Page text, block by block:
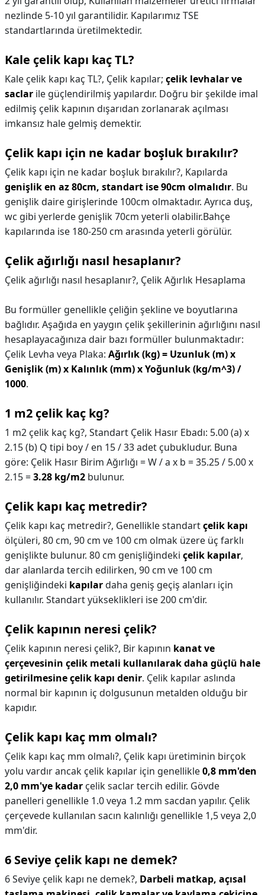
nezlinde 5-10 yıl garantilidir. Kapılarımız TSE
standartlarında üretilmektedir.
Kale çelik kapı kaç TL?
Kale çelik kapı kaç TL?, Çelik kapılar; çelik levhalar ve
saclar ile güçlendirilmiş yapılardır. Doğru bir şekilde imal
edilmiş çelik kapının dışarıdan zorlanarak açılması
imkansız hale gelmiş demektir.
Çelik kapı için ne kadar boşluk bırakılır?
Çelik kapı için ne kadar boşluk bırakılır?, Kapılarda
genişlik en az 80cm, standart ise 90cm olmalıdır. Bu
genişlik daire girişlerinde 100cm olmaktadır. Ayrıca duş,
wc gibi yerlerde genişlik 70cm yeterli olabilir.Bahçe
kapılarında ise 180-250 cm arasında yeterli görülür.
Çelik ağırlığı nasıl hesaplanır?
Çelik ağırlığı nasıl hesaplanır?, Çelik Ağırlık Hesaplama
Bu formüller genellikle çeliğin şekline ve boyutlarına
bağlıdır. Aşağıda en yaygın çelik şekillerinin ağırlığını nasıl
hesaplayacağınıza dair bazı formüller bulunmaktadır:
Çelik Levha veya Plaka: Ağırlık (kg) = Uzunluk (m) x
Genişlik (m) x Kalınlık (mm) x Yoğunluk (kg/m^3) /
1000.
1 m2 çelik kaç kg?
1 m2 çelik kaç kg?, Standart Çelik Hasır Ebadı: 5.00 (a) x
2.15 (b) Q tipi boy / en 15 / 33 adet çubukludur. Buna
göre: Çelik Hasır Birim Ağırlığı = W / a x b = 35.25 / 5.00 x
2.15 =3.28 kg/m2 bulunur.
Çelik kapı kaç metredir?
Çelik kapı kaç metredir?, Genellikle standartçelik kapı
ölçüleri, 80 cm, 90 cm ve 100 cm olmak üzere üç farklı
genişlikte bulunur. 80 cm genişliğindeki çelik kapılar,
dar alanlarda tercih edilirken, 90 cm ve 100 cm
genişliğindeki kapılardaha geniş geçiş alanları için
kullanılır. Standart yükseklikleri ise 200 cm'dir.
Çelik kapının neresi çelik?
Çelik kapının neresi çelik?, Bir kapının kanat ve
çerçevesinin çelik metali kullanılarak daha güçlü hale
getirilmesine çelik kapı denir. Çelik kapılar aslında
normal bir kapının iç dolgusunun metalden olduğu bir
kapıdır.
Çelik kapı kaç mm olmalı?
Çelik kapı kaç mm olmalı?, Çelik kapı üretiminin birçok
yolu vardır ancak çelik kapılar için genellikle0,8 mm'den
2,0 mm'ye kadar çelik saclar tercih edilir. Gövde
panelleri genellikle 1.0 veya 1.2 mm sacdan yapılır. Çelik
çerçevede kullanılan sacın kalınlığı genellikle 1,5 veya 2,0
mm'dir.
6 Seviye çelik kapı ne demek?
6 Seviye çelik kapı ne demek?, Darbeli matkap, açısal